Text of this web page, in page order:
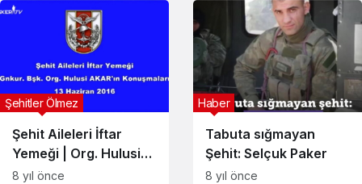
Şehit Aileleri İftar
Yemeği | Org. Hulusi
Akar
Şehitler Ölmez
8 yıl önce
Tabuta sığmayan
Şehit: Selçuk Paker
Haber
8 yıl önce